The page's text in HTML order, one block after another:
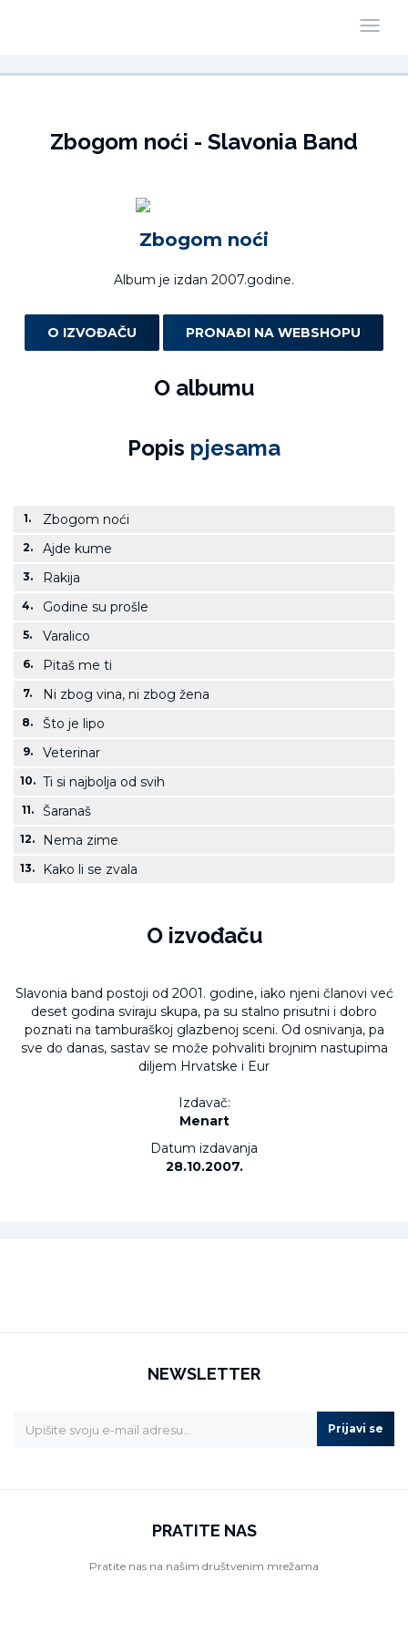
Zbogom noći - Slavonia Band
Zbogom noći
Album je izdan 2007.godine.
O IZVOĐAČU PRONAĐI NA WEBSHOPU
O albumu
Popis pjesama
1. Zbogom noći
2. Ajde kume
3. Rakija
4. Godine su prošle
5. Varalico
6. Pitaš me ti
7. Ni zbog vina, ni zbog žena
8. Što je lipo
9. Veterinar
10. Ti si najbolja od svih
11. Šaranaš
12. Nema zime
13. Kako li se zvala
O izvođaču
Slavonia band postoji od 2001. godine, iako njeni članovi već
deset godina sviraju skupa, pa su stalno prisutni i dobro
poznati na tamburaškoj glazbenoj sceni. Od osnivanja, pa
sve do danas, sastav se može pohvaliti brojnim nastupima
diljem Hrvatske i Eur
Izdavač:
Menart
Datum izdavanja
28.10.2007.
NEWSLETTER
Prijavi se
PRATITE NAS
Pratite nas na našim društvenim mrežama